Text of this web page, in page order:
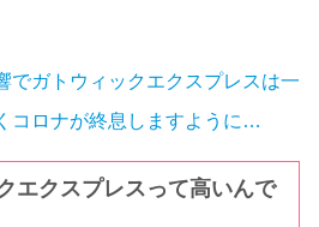
でガトウィックエクスプレスは一
コロナが終息しますように…
エクスプレスって高いんで